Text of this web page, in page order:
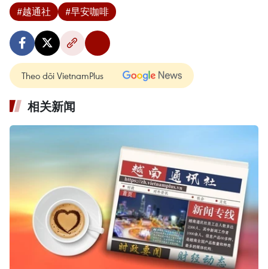
#越通社 #早安咖啡
Theo dõi VietnamPlus
相关新闻